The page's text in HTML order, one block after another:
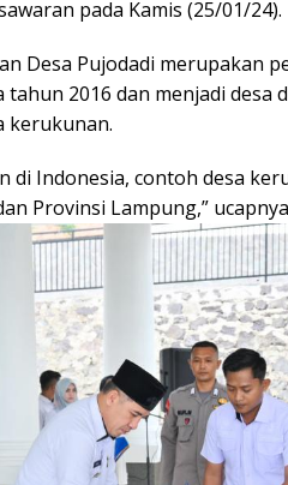
pada Kamis (25/01/24).
Desa Pujodadi merupakan
tahun 2016 dan menjadi desa
kerukunan.
di Indonesia, contoh desa
Provinsi Lampung,”